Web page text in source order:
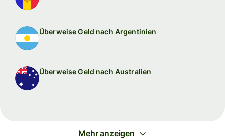
Überweise Geld nach Argentinien
Überweise Geld nach Australien
Mehr anzeigen